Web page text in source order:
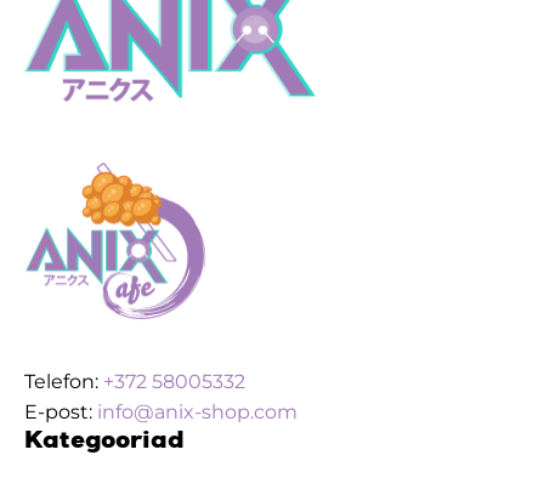
Telefon: +372 58005332
E-post: info@anix-shop.com
Kategooriad